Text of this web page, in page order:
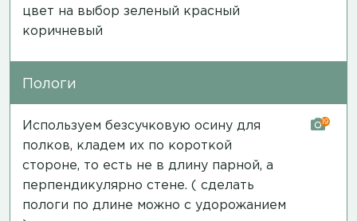
цвет на выбор зеленый красный
коричневый
Пологи
Используем безсучковую осину для
полков, кладем их по короткой
стороне, то есть не в длину парной, а
перпендикулярно стене. ( сделать
пологи по длине можно с удорожанием
19